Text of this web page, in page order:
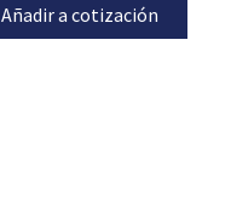
Añadir a cotización